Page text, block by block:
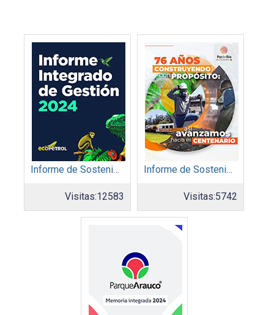
Informe de Sostenibilidad 2024: Ecopetrol S.A.
Visitas:12583
Informe de Sostenibilidad 2024: Acerias Paz del Río S.A.
Visitas:5742